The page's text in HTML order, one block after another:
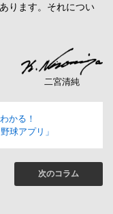
ります。それについ
二宮清純
かる！
球アプリ」
次のコラム